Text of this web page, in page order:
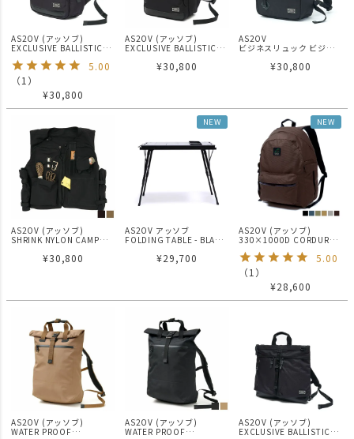
AS2OV (アッソブ)
EXCLUSIVE BALLISTIC
スリュック ビジネスバッ
グ
5.00
（1 ）
¥30,800
AS2OV (アッソブ)
EXCLUSIVE BALLISTIC
PACK / バックパック リュ
¥30,800
AS2OV
ビジネスリュック ビジネ
EXCLUSIVE BALLISTIC
¥30,800
AS2OV (アッソブ)
SHRINK NYLON CAMP
¥30,800
NEW
AS2OV アッソブ
FOLDING TABLE - BLACK
¥29,700
NEW
AS2OV (アッソブ)
330×1000D CORDURA
PACK / バックパック5.00
（1 ）
¥28,600
AS2OV (アッソブ)
WATER PROOF
AS2OV (アッソブ)
WATER PROOF
AS2OV (アッソブ)
EXCLUSIVE BALLISTIC